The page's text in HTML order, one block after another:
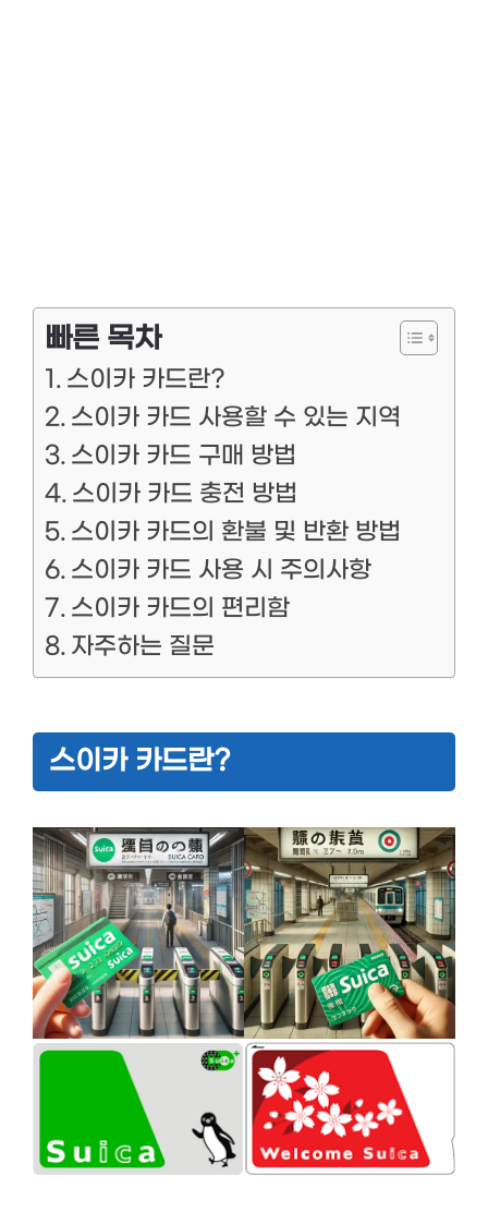
빠른 목차
스이카 카드란?
스이카 카드 사용할 수 있는 지역
스이카 카드 구매 방법
스이카 카드 충전 방법
스이카 카드의 환불 및 반환 방법
스이카 카드 사용 시 주의사항
스이카 카드의 편리함
자주하는 질문
스이카 카드란?